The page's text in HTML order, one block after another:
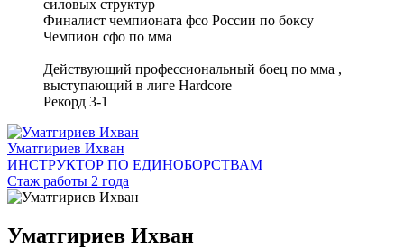
силовых структур
Финалист чемпионата фсо России по боксу
Чемпион сфо по мма
Действующий профессиональный боец по мма ,
выступающий в лиге Hardcore
Рекорд 3-1
Уматгириев Ихван
ИНСТРУКТОР ПО ЕДИНОБОРСТВАМ
Стаж работы 2 года
Уматгириев Ихван